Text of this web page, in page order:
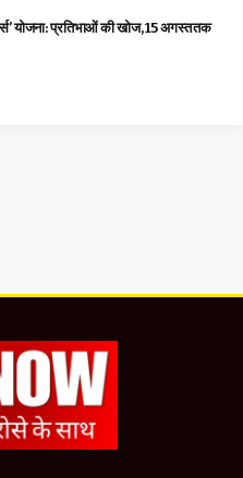
योजना: प्रतिभाओं की खोज, 15 अगस्त तक